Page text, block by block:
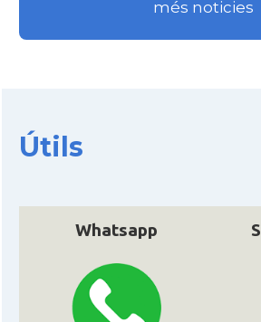
CAMON
CAMON Catalans a SAN
CAMON Catalans a
més noticies
Útils
Whatsapp